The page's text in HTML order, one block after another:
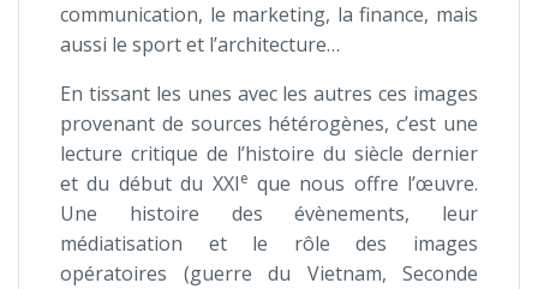
communication, le marketing, la finance, mais
aussi le sport et l’architecture…
En tissant les unes avec les autres ces images
provenant de sources hétérogènes, c’est une
lecture critique de l’histoire du siècle dernier
et du début du XXIe que nous offre l’œuvre.
Une histoire des évènements, leur
médiatisation et le rôle des images
opératoires (guerre du Vietnam, Seconde